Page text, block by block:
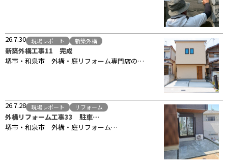
26.7.30 現場レポート 新築外構
新築外構工事11 完成
堺市・和泉市 外構・庭リフォーム専門店の…
26.7.28 現場レポート リフォーム
外構リフォーム工事33 駐車…
堺市・和泉市 外構・庭リフォーム…